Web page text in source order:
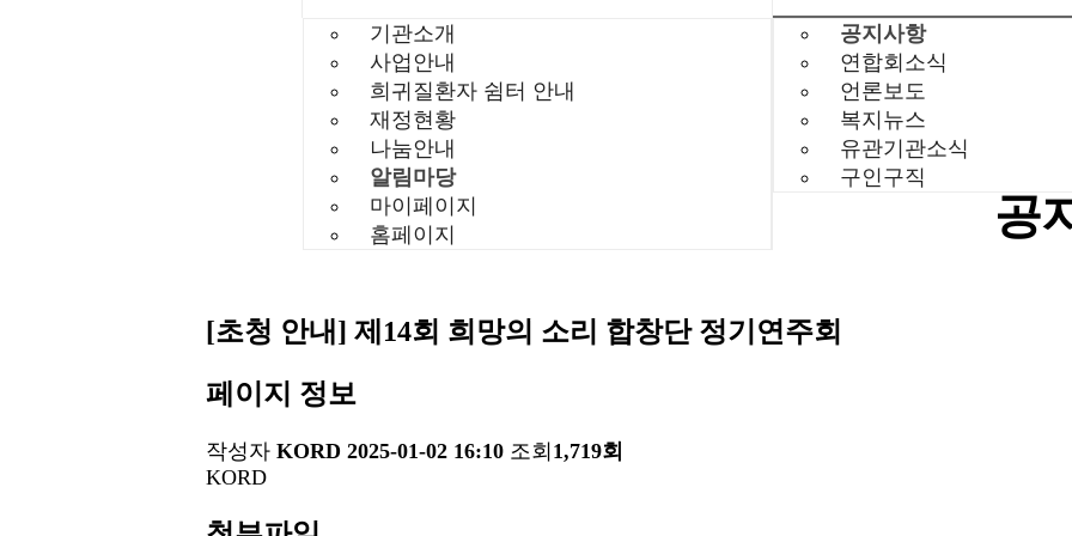
기관소개
사업안내
희귀질환자 쉼터 안내
재정현황
나눔안내
알림마당
마이페이지
홈페이지
공지사항
연합회소식
언론보도
복지뉴스
유관기관소식
구인구직
공
[초청 안내] 제14회 희망의 소리 합창단 정기연주회
페이지 정보
작성자 KORD 2025-01-02 16:10 조회 1,719회
KORD